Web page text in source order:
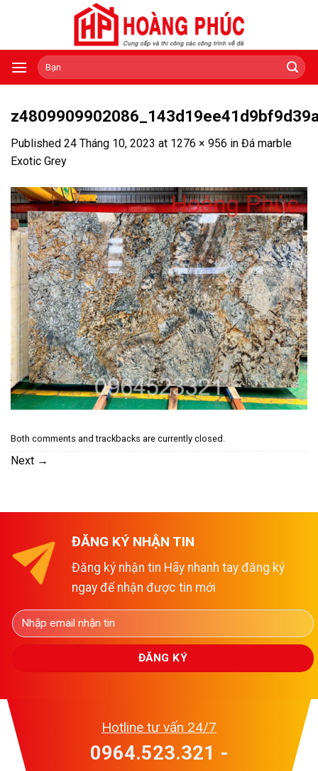
Tìm
kiếm:
Published 24 Tháng 10, 2023 at 1276 × 956 in Đá marble
Exotic Grey
Both comments and trackbacks are currently closed.
Next →
ĐĂNG KÝ NHẬN TIN
Đăng ký nhận tin Hãy nhanh tay đăng ký
ngay để nhận được tin mới
Hotline tư vấn 24/7
0964.523.321 -